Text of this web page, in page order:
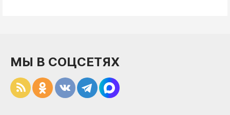
МЫ В СОЦСЕТЯХ